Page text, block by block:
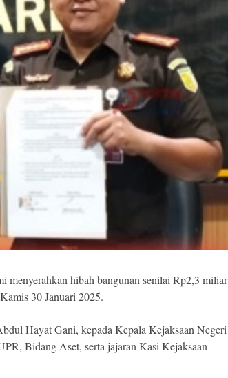
menyerahkan hibah bangunan senilai Rp2,3 miliar
30 Januari 2025.
Hayat Gani, kepada Kepala Kejaksaan Negeri
Bidang Aset, serta jajaran Kasi Kejaksaan